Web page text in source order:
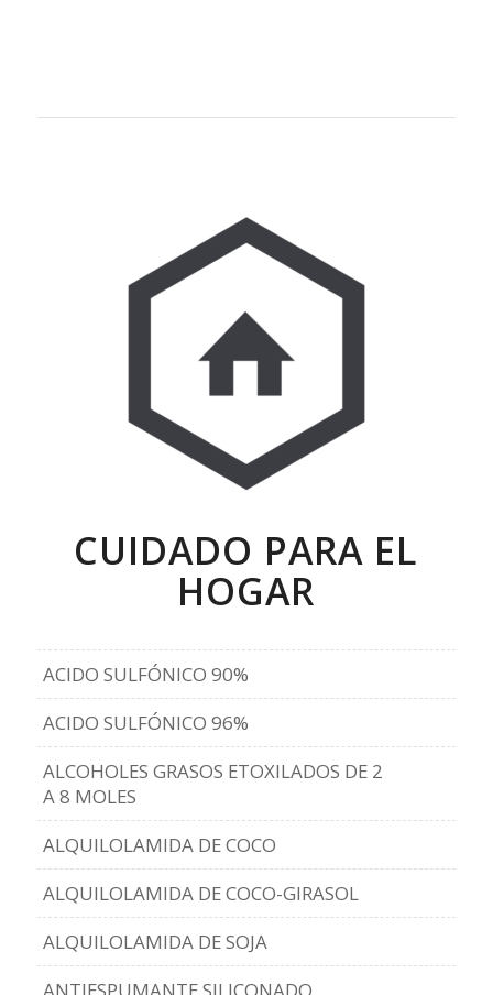
CUIDADO PARA EL
HOGAR
ACIDO SULFÓNICO 90%
ACIDO SULFÓNICO 96%
ALCOHOLES GRASOS ETOXILADOS DE 2
A 8 MOLES
ALQUILOLAMIDA DE COCO
ALQUILOLAMIDA DE COCO-GIRASOL
ALQUILOLAMIDA DE SOJA
ANTIESPUMANTE SILICONADO